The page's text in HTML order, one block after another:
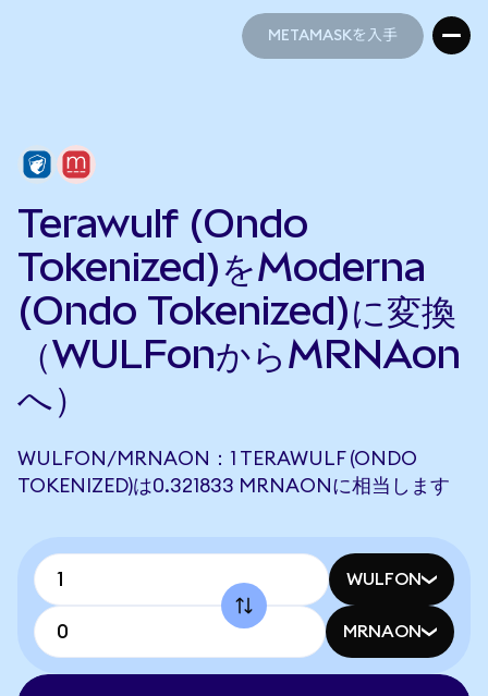
METAMASKを入手
Terawulf (Ondo
Tokenized)をModerna
(Ondo Tokenized)に変換
（WULFonからMRNAon
へ）
WULFON/MRNAON：1 TERAWULF (ONDO
TOKENIZED)は0.321833 MRNAONに相当します
WULFON
MRNAON